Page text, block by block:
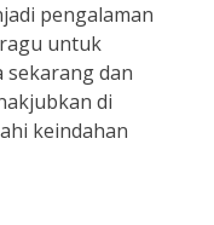
pengalaman
untuk
sekarang dan
di
keindahan